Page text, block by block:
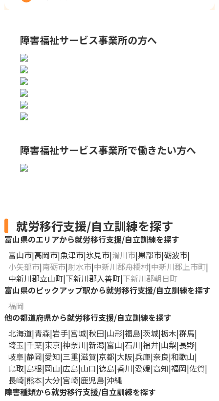
障害福祉サービス事業所の方へ
障害福祉サービス事業所で働きたい方へ
就労移行支援/自立訓練を探す
富山県のエリアから就労移行支援/自立訓練を探す
富山市 高岡市 魚津市 氷見市 滑川市 黒部市 砺波市
小矢部市 南砺市 射水市 中新川郡舟橋村 中新川郡上市町
中新川郡立山町 下新川郡入善町 下新川郡朝日町
富山県のピックアップ駅から就労移行支援/自立訓練を探す
福岡
他の都道府県から就労移行支援/自立訓練を探す
北海道 青森 岩手 宮城 秋田 山形 福島 茨城 栃木 群馬
埼玉 千葉 東京 神奈川 新潟 富山 石川 福井 山梨 長野
岐阜 静岡 愛知 三重 滋賀 京都 大阪 兵庫 奈良 和歌山
鳥取 島根 岡山 広島 山口 徳島 香川 愛媛 高知 福岡 佐賀
長崎 熊本 大分 宮崎 鹿児島 沖縄
障害種類から就労移行支援/自立訓練を探す